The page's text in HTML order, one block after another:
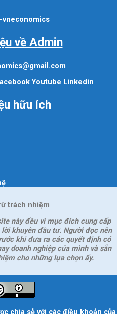
về Admin
Youtube Linkedin
hữu ích
trách nhiệm
này đều vì mục đích cung cấp
khuyên đầu tư. Người đọc nên
khi đưa ra các quyết định có
doanh nghiệp của mình và sẵn
cho những lựa chọn ấy.
chia sẻ với các điều khoản của